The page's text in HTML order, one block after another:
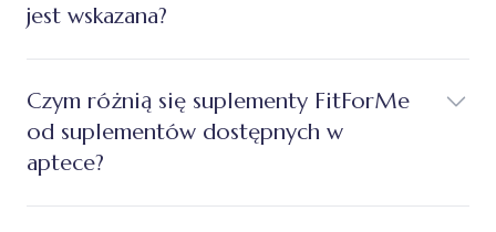
jest wskazana?
Czym różnią się suplementy FitForMe
od suplementów dostępnych w
aptece?